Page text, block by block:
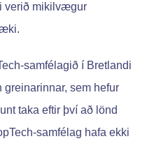
verið mikilvægur
samfélagið í Bretlandi
greinarinnar, sem hefur
taka eftir því að lönd
samfélag hafa ekki